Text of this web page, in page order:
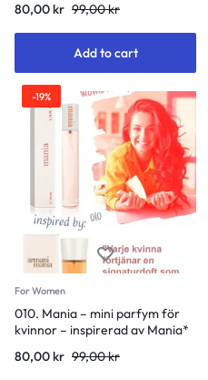
80,00kr 99,00kr
Add to cart
-19%
For Women
010. Mania – mini parfym för
kvinnor – inspirerad av Mania*
80,00kr 99,00kr